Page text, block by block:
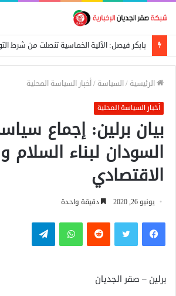
الرئيسية /السياسة /أخبار السياسة المحلية
أخبار السياسة المحلية
بيان برلين: إجماع
السودان لبناء السلام
الاقتصادي
يونيو 26, 2020 دقيقة واحدة
فيسبوكتويتر واتساب تيلقرام
برلين – صقر الجديان